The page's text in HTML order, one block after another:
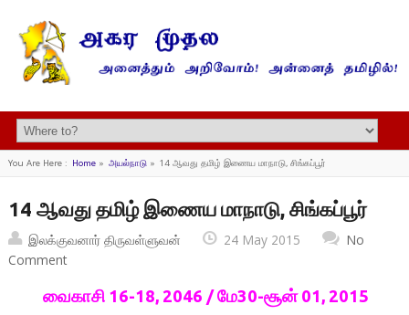
You Are Here : Home» அயல்நாடு» 14 ஆவது தமிழ் இணைய மாநாடு, சிங்கப்பூர்
14 ஆவது தமிழ் இணைய மாநாடு, சிங்கப்பூர்
இலக்குவனார் திருவள்ளுவன் 24 May 2015
No
Comment
வைகாசி 16-18, 2046 / மே30-சூன் 01, 2015